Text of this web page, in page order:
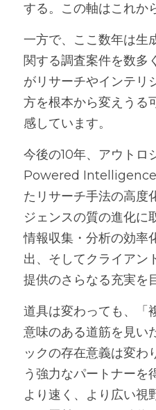
する。この軸はこれか
一方で、ここ数年は生
関する調査案件を数多
がリサーチやインテリ
方を根本から変えうる
感しています。
今後の10年、アウトロ
Powered Intelligence
たリサーチ手法の高度
ジェンスの質の進化に
情報収集・分析の効率
出、そしてクライアン
提供のさらなる充実を
道具は変わっても、「
意味のある道筋を見い
ックの存在意義は変わ
う強力なパートナーを
より速く、より広い視